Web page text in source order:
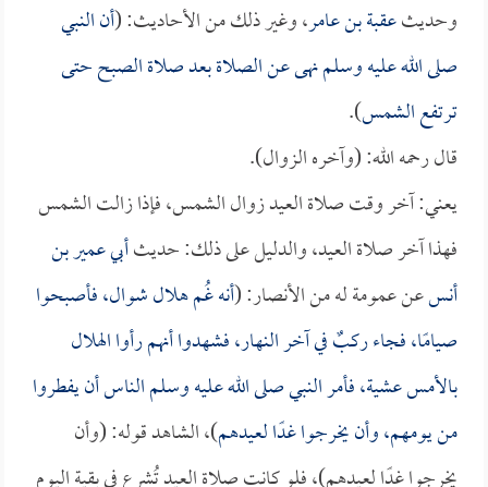
وحديثعقبة بن عامر، وغير ذلك من الأحاديث: (أن النبي
صلى الله عليه وسلم نهى عن الصلاة بعد صلاة الصبح حتى
ترتفع الشمس).
قال رحمه الله: (وآخره الزوال).
يعني: آخر وقت صلاة العيد زوال الشمس، فإذا زالت الشمس
فهذا آخر صلاة العيد، والدليل على ذلك: حديثأبي عمير بن
أنسعن عمومة له من الأنصار: (أنه غُم هلال شوال، فأصبحوا
صيامًا، فجاء ركبٌ في آخر النهار، فشهدوا أنهم رأوا الهلال
بالأمس عشية، فأمر النبي صلى الله عليه وسلم الناس أن يفطروا
من يومهم، وأن يخرجوا غدًا لعيدهم)، الشاهد قوله: (وأن